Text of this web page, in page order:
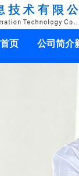
首页 公司简介